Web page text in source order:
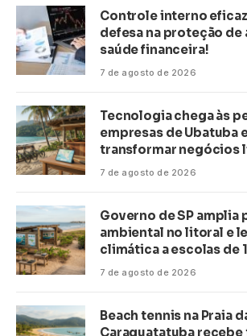
Controle interno
defesa na proteção de
saúde financeira!
7 de agosto de 2026
Tecnologia chega às
empresas de Ubatuba
transformar negócios
turismo no litoral
7 de agosto de 2026
Governo de SP amplia
ambiental no litoral e
climática a escolas de
7 de agosto de 2026
Beach tennis na Praia
Caraguatatuba